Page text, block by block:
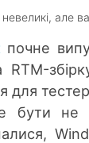
але
почне
для
не